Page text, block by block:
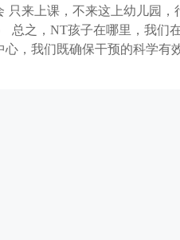
来上课，不来这上幼儿园
总之，NT孩子在哪里，我
，我们既确保干预的科学